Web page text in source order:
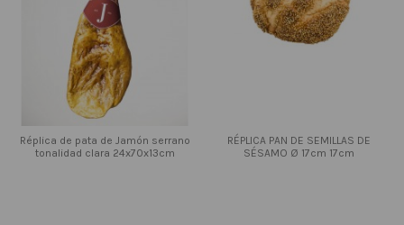
Réplica de pata de Jamón serrano
tonalidad clara 24x70x13cm
RÉPLICA PAN DE SEMILLAS DE
SÉSAMO Ø 17cm 17cm